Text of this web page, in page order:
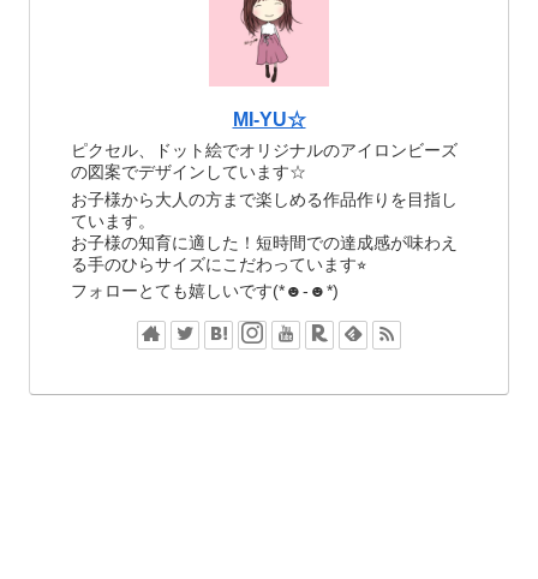
MI-YU☆
ピクセル、ドット絵でオリジナルのアイロンビーズ
の図案でデザインしています☆
お子様から大人の方まで楽しめる作品作りを目指し
ています。
お子様の知育に適した！短時間での達成感が味わえ
る手のひらサイズにこだわっています⭐︎
フォローとても嬉しいです(*☻-☻*)